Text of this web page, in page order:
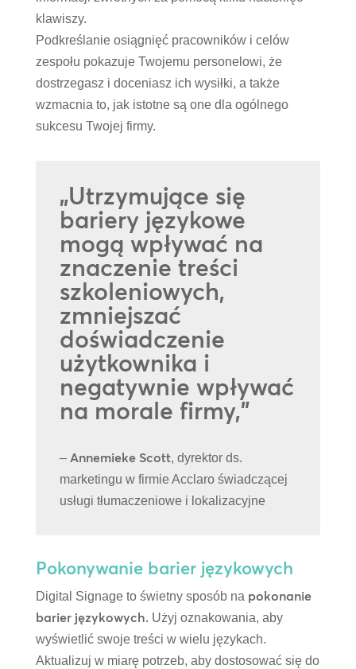
klawiszy.
Podkreślanie osiągnięć pracowników i celów
zespołu pokazuje Twojemu personelowi, że
dostrzegasz i doceniasz ich wysiłki, a także
wzmacnia to, jak istotne są one dla ogólnego
sukcesu Twojej firmy.
„Utrzymujące się
bariery językowe
mogą wpływać na
znaczenie treści
szkoleniowych,
zmniejszać
doświadczenie
użytkownika i
negatywnie wpływać
na morale firmy,”
– Annemieke Scott, dyrektor ds.
marketingu w firmie Acclaro świadczącej
usługi tłumaczeniowe i lokalizacyjne
Pokonywanie barier językowych
Digital Signage to świetny sposób na pokonanie
barier językowych.Użyj oznakowania, aby
wyświetlić swoje treści w wielu językach.
Aktualizuj w miarę potrzeb, aby dostosować się do